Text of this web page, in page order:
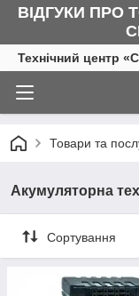
ВІДГУКИ ПРО
Технічний центр
Товари та
Акумуляторна
Сортування